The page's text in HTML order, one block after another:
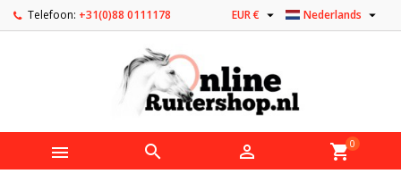
Telefoon: +31(0)88 0111178 Nederlands 
EUR € 
   shopping_cart0